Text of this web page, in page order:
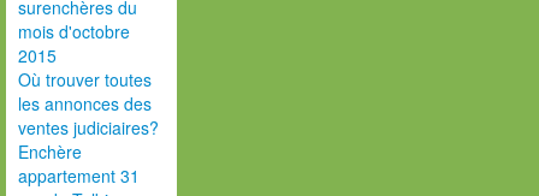
surenchères du
mois d'octobre
2015
Où trouver toutes
les annonces des
ventes judiciaires?
Enchère
appartement 31